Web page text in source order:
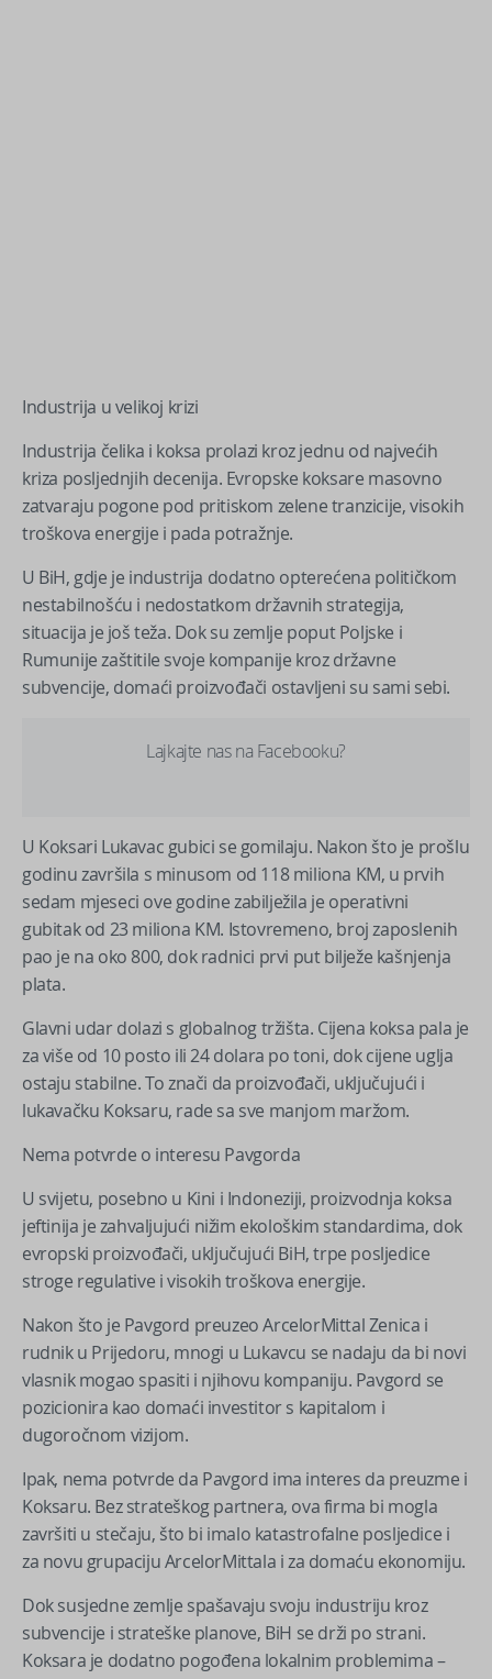
Industrija u velikoj krizi
Industrija čelika i koksa prolazi kroz jednu od najvećih
kriza posljednjih decenija. Evropske koksare masovno
zatvaraju pogone pod pritiskom zelene tranzicije, visokih
troškova energije i pada potražnje.
U BiH, gdje je industrija dodatno opterećena političkom
nestabilnošću i nedostatkom državnih strategija,
situacija je još teža. Dok su zemlje poput Poljske i
Rumunije zaštitile svoje kompanije kroz državne
subvencije, domaći proizvođači ostavljeni su sami sebi.
Lajkajte nas na Facebooku?
U Koksari Lukavac gubici se gomilaju. Nakon što je prošlu
godinu završila s minusom od 118 miliona KM, u prvih
sedam mjeseci ove godine zabilježila je operativni
gubitak od 23 miliona KM. Istovremeno, broj zaposlenih
pao je na oko 800, dok radnici prvi put bilježe kašnjenja
plata.
Glavni udar dolazi s globalnog tržišta. Cijena koksa pala je
za više od 10 posto ili 24 dolara po toni, dok cijene uglja
ostaju stabilne. To znači da proizvođači, uključujući i
lukavačku Koksaru, rade sa sve manjom maržom.
Nema potvrde o interesu Pavgorda
U svijetu, posebno u Kini i Indoneziji, proizvodnja koksa
jeftinija je zahvaljujući nižim ekološkim standardima, dok
evropski proizvođači, uključujući BiH, trpe posljedice
stroge regulative i visokih troškova energije.
Nakon što je Pavgord preuzeo ArcelorMittal Zenica i
rudnik u Prijedoru, mnogi u Lukavcu se nadaju da bi novi
vlasnik mogao spasiti i njihovu kompaniju. Pavgord se
pozicionira kao domaći investitor s kapitalom i
dugoročnom vizijom.
Ipak, nema potvrde da Pavgord ima interes da preuzme i
Koksaru. Bez strateškog partnera, ova firma bi mogla
završiti u stečaju, što bi imalo katastrofalne posljedice i
za novu grupaciju ArcelorMittala i za domaću ekonomiju.
Dok susjedne zemlje spašavaju svoju industriju kroz
subvencije i strateške planove, BiH se drži po strani.
Koksara je dodatno pogođena lokalnim problemima –